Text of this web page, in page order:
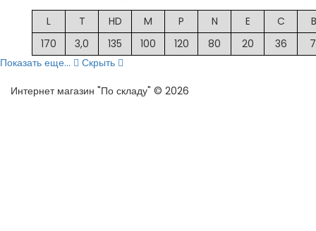
L T HD M P N E C
B
170
3,0 135 100 120 80 20 36
Показать еще...
Скрыть
Интернет магазин "По складу" © 2026